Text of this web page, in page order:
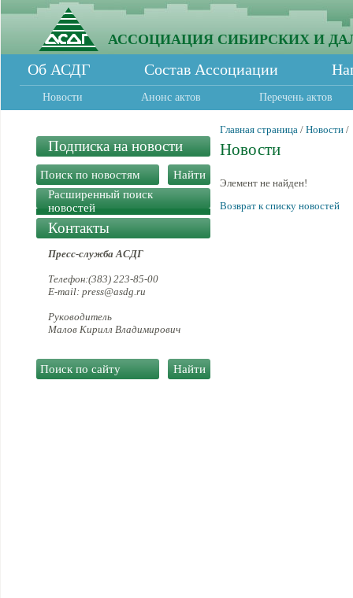
АССОЦИАЦИЯ СИБИРСКИХ И
Об АСДГ Состав Ассоциации
Новости Анонс актов Перечень актов
Подписка на новости
Расширенный поиск
новостей
Контакты
Пресс-служба АСДГ
Телефон:(383) 223-85-00
E-mail: press@asdg.ru
Руководитель
Малов Кирилл Владимирович
Главная страница / Новости /
Новости
Элемент не найден!
Возврат к списку новостей